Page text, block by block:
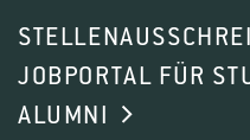
JOBPORTAL FÜR
ALUMNI